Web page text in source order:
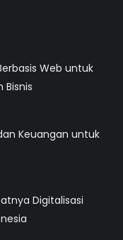
Web untuk
Bisnis
Keuangan untuk
Digitalisasi